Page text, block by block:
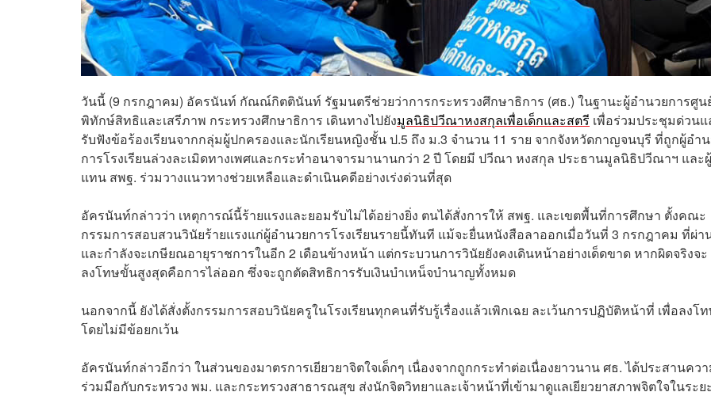
วันนี้ (9 กรกฎาคม) อัครนันท์ กัณณ์กิตตินันท์ รัฐมนตรีช่วยว่าการกระทรวงศึกษาธิการ (ศธ.) ในฐานะผู้อำนวยการศูน
พิทักษ์สิทธิและเสรีภาพ กระทรวงศึกษาธิการ เดินทางไปยังมูลนิธิปวีณาหงสกุลเพื่อเด็กและสตรี เพื่อร่วมประชุมด่วนแ
รับฟังข้อร้องเรียนจากกลุ่มผู้ปกครองและนักเรียนหญิงชั้น ป.5 ถึง ม.3 จำนวน 11 ราย จากจังหวัดกาญจนบุรี ที่ถูกผู้อำ
การโรงเรียนล่วงละเมิดทางเพศและกระทำอนาจารมานานกว่า 2 ปี โดยมี ปวีณา หงสกุล ประธานมูลนิธิปวีณาฯ และผู้
แทน สพฐ. ร่วมวางแนวทางช่วยเหลือและดำเนินคดีอย่างเร่งด่วนที่สุด
อัครนันท์กล่าวว่า เหตุการณ์นี้ร้ายแรงและยอมรับไม่ได้อย่างยิ่ง ตนได้สั่งการให้ สพฐ. และเขตพื้นที่การศึกษา ตั้งคณะ
กรรมการสอบสวนวินัยร้ายแรงแก่ผู้อำนวยการโรงเรียนรายนี้ทันที แม้จะยื่นหนังสือลาออกเมื่อวันที่ 3 กรกฎาคม ที่ผ่า
และกำลังจะเกษียณอายุราชการในอีก 2 เดือนข้างหน้า แต่กระบวนการวินัยยังคงเดินหน้าอย่างเด็ดขาด หากผิดจริงจะ
ลงโทษขั้นสูงสุดคือการไล่ออก ซึ่งจะถูกตัดสิทธิการรับเงินบำเหน็จบำนาญทั้งหมด
นอกจากนี้ ยังได้สั่งตั้งกรรมการสอบวินัยครูในโรงเรียนทุกคนที่รับรู้เรื่องแล้วเพิกเฉย ละเว้นการปฏิบัติหน้าที่ เพื่อลงโ
โดยไม่มีข้อยกเว้น
อัครนันท์กล่าวอีกว่า ในส่วนของมาตรการเยียวยาจิตใจเด็กๆ เนื่องจากถูกกระทำต่อเนื่องยาวนาน ศธ. ได้ประสานคว
ร่วมมือกับกระทรวง พม. และกระทรวงสาธารณสุข ส่งนักจิตวิทยาและเจ้าหน้าที่เข้ามาดูแลเยียวยาสภาพจิตใจในระย